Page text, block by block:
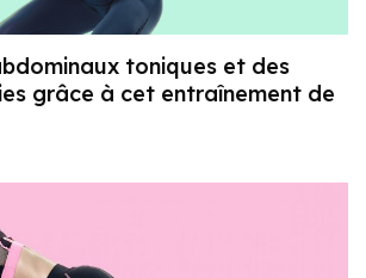
toniques et des
grâce à cet entraînement de